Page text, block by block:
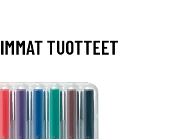
TUOTTEET